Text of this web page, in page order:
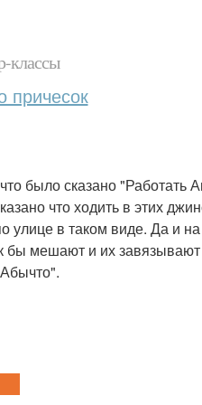
классы
причесок
было сказано "Работать
что ходить в этих
улице в таком виде. Да и
мешают и их завязывают